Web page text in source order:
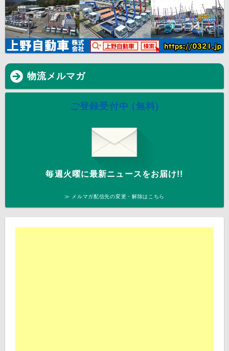
物流メルマガ
ご登録受付中 (無料)
毎週火曜に最新ニュースをお届け!!
≫ メルマガ配信先の変更・解除はこちら